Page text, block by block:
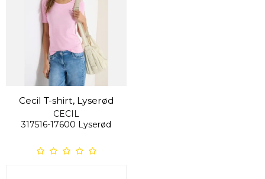
Cecil T-shirt, Lyserød
CECIL
317516-17600 Lyserød